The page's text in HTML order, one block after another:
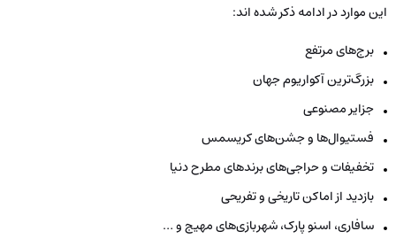
این موارد در ادامه ذکر شده اند:
برج‌های مرتفع
بزرگ‌ترین آکواریوم جهان
جزایر مصنوعی
فستیوال‌ها و جشن‌های کریسمس
تخفیفات و حراجی‌های برندهای مطرح دنیا
بازدید از اماکن تاریخی و تفریحی
سافاری، اسنو پارک، شهربازی‌های مهیج و …